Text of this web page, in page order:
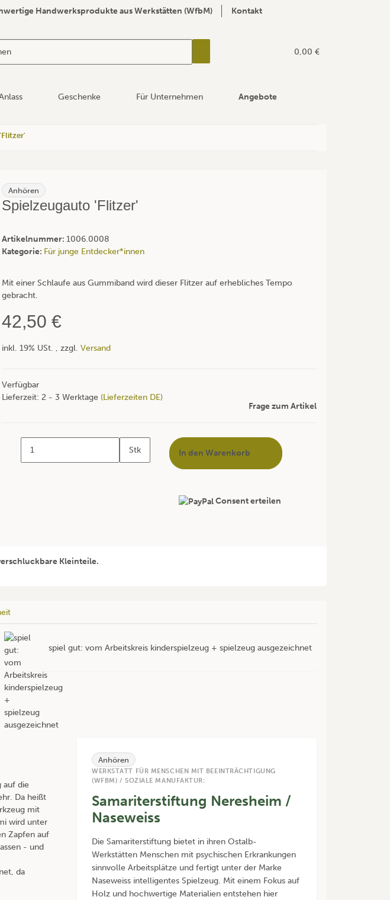
Handwerksprodukte aus Werkstätten (WfbM) Kontakt
0,00 €
Geschenke Für Unternehmen Angebote
Anhören
Spielzeugauto 'Flitzer'
Artikelnummer: 1006.0008
Kategorie: Für junge Entdecker*innen
Mit einer Schlaufe aus Gummiband wird dieser Flitzer auf erhebliches Tempo
gebracht.
42,50 €
inkl. 19% USt. , zzgl. Versand
Verfügbar
Lieferzeit: 2 - 3 Werktage (Lieferzeiten DE)
Frage zum Artikel
Stk In den Warenkorb
Consent erteilen
Kleinteile.
spiel gut: vom Arbeitskreis kinderspielzeug + spielzeug ausgezeichnet
auf die
Da heißt
mit
wird unter
Zapfen auf
- und
da
Anhören
WERKSTATT FÜR MENSCHEN MIT BEEINTRÄCHTIGUNG
(WFBM) / SOZIALE MANUFAKTUR:
Samariterstiftung Neresheim /
Naseweiss
Die Samariterstiftung bietet in ihren Ostalb-
Werkstätten Menschen mit psychischen Erkrankungen
sinnvolle Arbeitsplätze und fertigt unter der Marke
Naseweiss intelligentes Spielzeug. Mit einem Fokus auf
Holz und hochwertige Materialien entstehen hier